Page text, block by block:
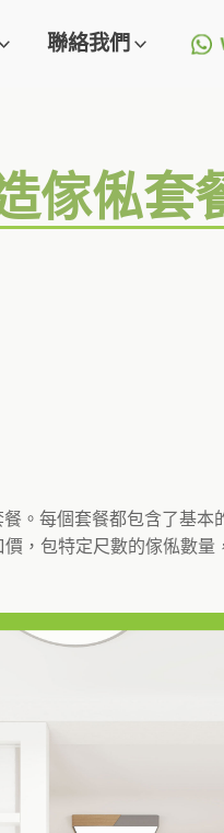
聯絡我們
傢俬套
。每個套餐都包含了基本
，包特定尺數的傢俬數量